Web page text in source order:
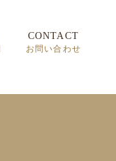
CONTACT
お問い合わせ